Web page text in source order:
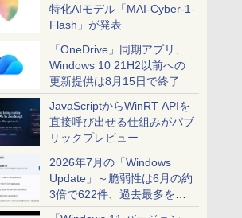
特化AIモデル「MAI-Cyber-1-
Flash」が発表
「OneDrive」同期アプリ、
Windows 10 21H2以前への
更新提供は8月15日で終了
JavaScriptからWinRT APIを
直接呼び出せる仕組みがパブ
リックプレビュー
2026年7月の「Windows
Update」～脆弱性は6月の約
3倍で622件、過去最多を大
幅に更新